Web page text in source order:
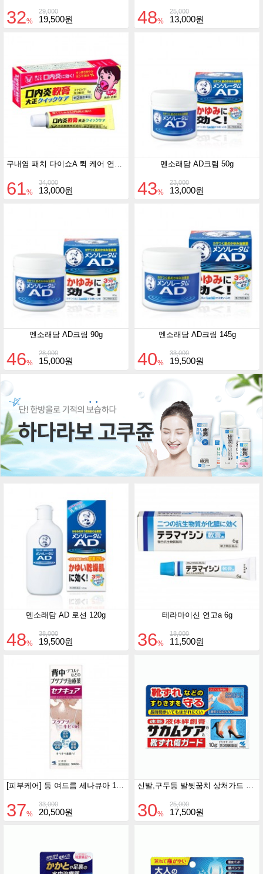
29,000
32% 19,500원
25,000
48% 13,000원
34,000
61% 13,000원
멘소래담 AD크림 50g
23,000
43% 13,000원
멘소래담 AD크림 90g
28,000
46% 15,000원
멘소래담 AD크림 145g
33,000
40% 19,500원
멘소래담 AD 로션 120g
38,000
48% 19,500원
테라마이신 연고a 6g
18,000
36% 11,500원
[피부케어] 등 여드름 세나큐아 100mL
33,000
37% 20,500원
신발,구두등 발뒷꿈치 상처가드 사카무케아 10g
25,000
30% 17,500원